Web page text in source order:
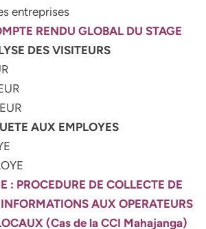
entreprises
RENDU GLOBAL DU STAGE
DES VISITEURS
AUX EMPLOYES
: PROCEDURE DE COLLECTE DE
INFORMATIONS AUX OPERATEURS
(Cas de laCCI Mahajanga)